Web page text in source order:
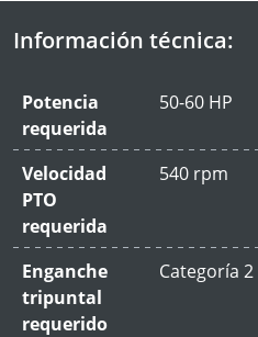
Información técnica:
Potencia
requerida
50-60 HP
Velocidad
PTO
requerida
540 rpm
Enganche
tripuntal
requerido
Categoría 2